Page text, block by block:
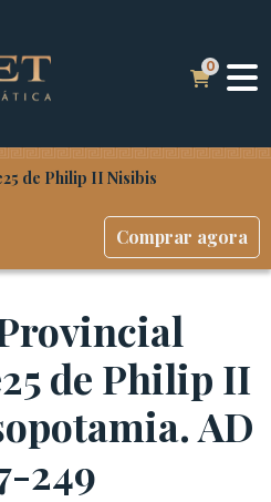
de Philip II Nisibis
Comprar agora
de Philip II
AD
249